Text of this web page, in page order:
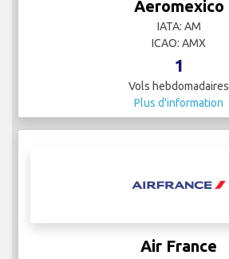
Aeromexico
IATA: AM
ICAO: AMX
1
Vols hebdomadaires
Plus d'information
Air France